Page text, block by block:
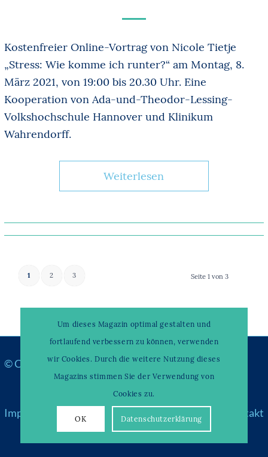
Kostenfreier Online-Vortrag von Nicole Tietje
„Stress: Wie komme ich runter?“ am Montag, 8.
März 2021, von 19:00 bis 20.30 Uhr. Eine
Kooperation von Ada-und-Theodor-Lessing-
Volkshochschule Hannover und Klinikum
Wahrendorff.
Weiterlesen
Seite 1 von 3
1 2 3
© Copyright –WAHRENDORFF KLINIKUM
Impressum Über uns & Partner Kontakt
Um dieses Magazin optimal gestalten und
fortlaufend verbessern zu können, verwenden
wir Cookies. Durch die weitere Nutzung dieses
Magazins stimmen Sie der Verwendung von
Cookies zu.
OK Datenschutzerklärung